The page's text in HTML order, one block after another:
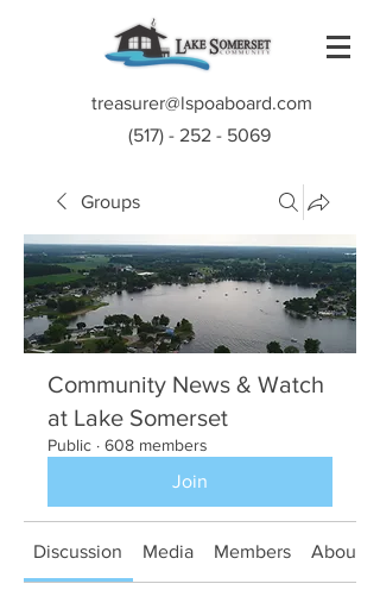
treasurer@lspoaboard.com
(517) - 252 - 5069
Groups
Community News & Watch
at Lake Somerset
Public · 608 members
Join
Discussion Media Members About